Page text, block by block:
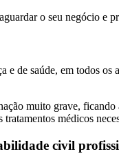
o seu negócio e
e de saúde, em todos
muito grave, ficando
médicos
civil